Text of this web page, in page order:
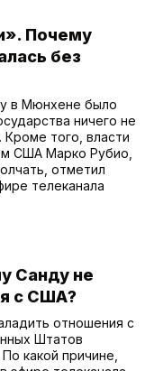
Почему
без
в Мюнхене было
ничего не
Кроме того, власти
США Марко Рубио,
отметил
телеканала
Санду не
с США?
отношения с
Штатов
какой причине,